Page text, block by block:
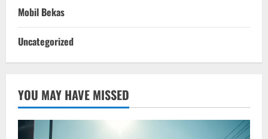
Mobil Bekas
Uncategorized
YOU MAY HAVE MISSED